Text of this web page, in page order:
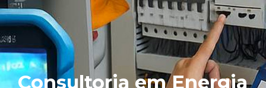
Consultoria em Energia